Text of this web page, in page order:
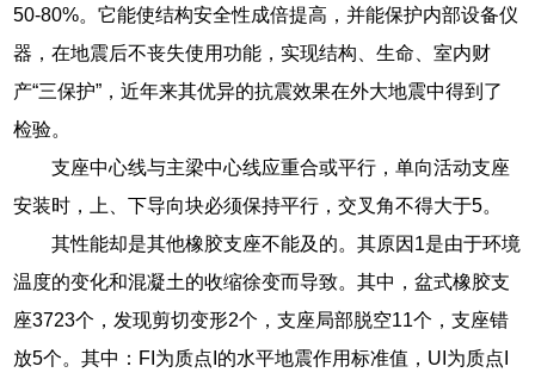
50-80%。它能使结构安全性成倍提高，并能保护内部设备仪
器，在地震后不丧失使用功能，实现结构、生命、室内财
产“三保护”，近年来其优异的抗震效果在外大地震中得到了
检验。
支座中心线与主梁中心线应重合或平行，单向活动支座
安装时，上、下导向块必须保持平行，交叉角不得大于5。
其性能却是其他橡胶支座不能及的。其原因1是由于环境
温度的变化和混凝土的收缩徐变而导致。其中，盆式橡胶支
座3723个，发现剪切变形2个，支座局部脱空11个，支座错
放5个。其中：FI为质点I的水平地震作用标准值，UI为质点I